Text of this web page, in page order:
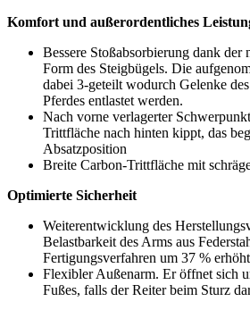
Komfort und außerordentliches
Bessere Stoßabsorbierung dank der
Form des Steigbügels. Die
dabei 3-geteilt wodurch Gelenke
Pferdes entlastet werden.
Nach vorne verlagerter
Trittfläche nach hinten kippt, das
Absatzposition
Breite Carbon-Trittfläche mit
Optimierte Sicherheit
Weiterentwicklung des
Belastbarkeit des Arms aus
Fertigungsverfahren um 37 %
Flexibler Außenarm. Er öffnet sich
Fußes, falls der Reiter beim Sturz